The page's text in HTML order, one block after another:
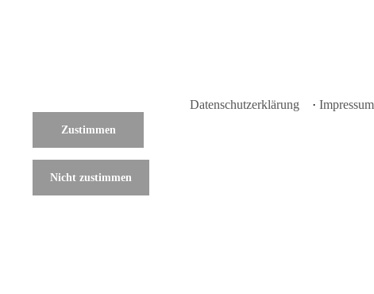
Datenschutzerklärung · Impressum
Zustimmen
Nicht zustimmen